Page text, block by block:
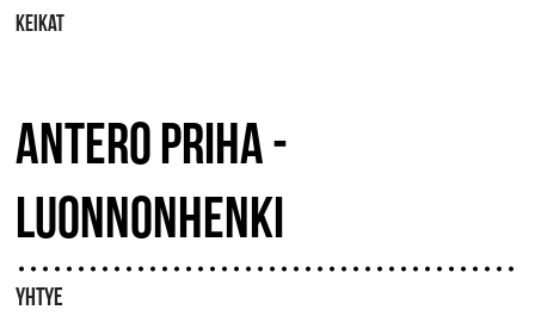
KEIKAT
ANTERO PRIHA -
LUONNONHENKI
YHTYE